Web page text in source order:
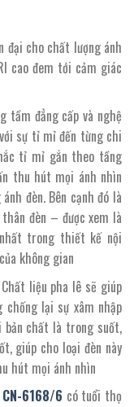
đại cho chất lượng ánh
cao đem tới cảm giác
tầm đẳng cấp và nghệ
sự tỉ mỉ đến từng chi
tỉ mỉ gắn theo tầng
thu hút mọi ánh nhìn
đèn. Bên cạnh đó là
đèn – được xem là
trong thiết kế nội
không gian
liệu pha lê sẽ giúp
lại sự xâm nhập
bản chất là trong suốt,
giúp cho loại đèn này
hút mọi ánh nhìn
CN-6168/6 có tuổi thọ